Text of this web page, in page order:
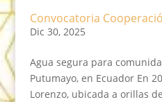
Convocatoria
Dic 30, 2025
Agua segura para
Putumayo, en Ecuador En
Lorenzo, ubicada a orillas